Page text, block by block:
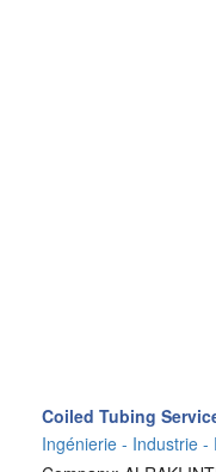
Coiled Tubing
Ingénierie - Industrie -